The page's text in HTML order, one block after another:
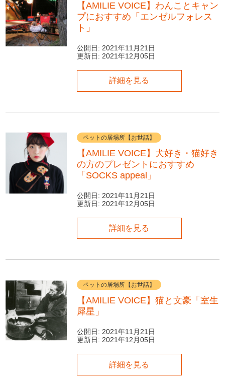
【AMILIE VOICE】わんことキャン
プにおすすめ「エンゼルフォレス
ト」
公開日: 2021年11月21日
更新日: 2021年12月05日
詳細を見る
ペットの居場所【お世話】
【AMILIE VOICE】犬好き・猫好き
の方のプレゼントにおすすめ
「SOCKS appeal」
公開日: 2021年11月21日
更新日: 2021年12月05日
詳細を見る
ペットの居場所【お世話】
【AMILIE VOICE】猫と文豪「室生
犀星」
公開日: 2021年11月21日
更新日: 2021年12月05日
詳細を見る